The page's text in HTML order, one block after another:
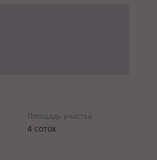
Площадь участка
4 соток